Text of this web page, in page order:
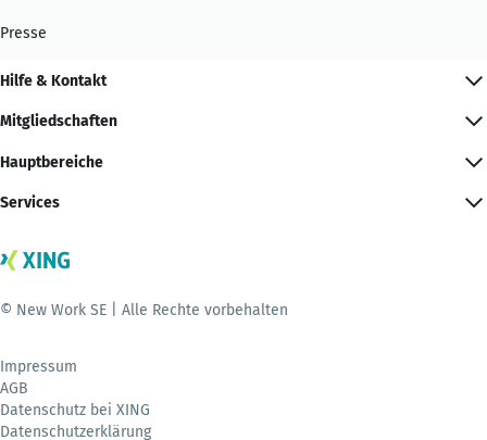
Presse
Hilfe & Kontakt
Mitgliedschaften
Hauptbereiche
Services
© New Work SE | Alle Rechte vorbehalten
Impressum
AGB
Datenschutz bei XING
Datenschutzerklärung